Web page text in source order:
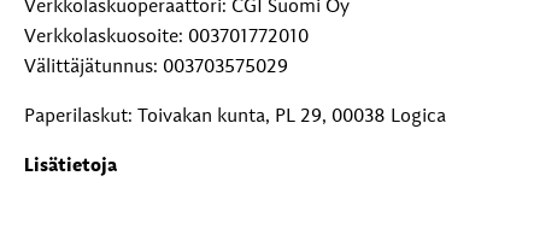
Verkkolaskuoperaattori: CGI Suomi Oy
Verkkolaskuosoite: 003701772010
Välittäjätunnus: 003703575029
Paperilaskut: Toivakan kunta, PL 29, 00038 Logica
Lisätietoja